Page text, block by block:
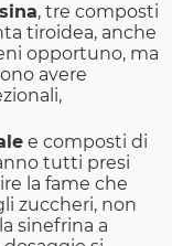
, tre composti
tiroidea, anche
opportuno, ma
avere
e composti di
tutti presi
la fame che
zuccheri, non
sinefrina a